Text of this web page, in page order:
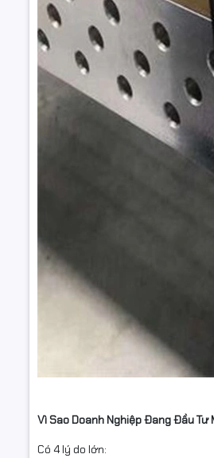
Vì Sao Doanh Nghiệp Đang Đầu Tư
Có 4 lý do lớn: